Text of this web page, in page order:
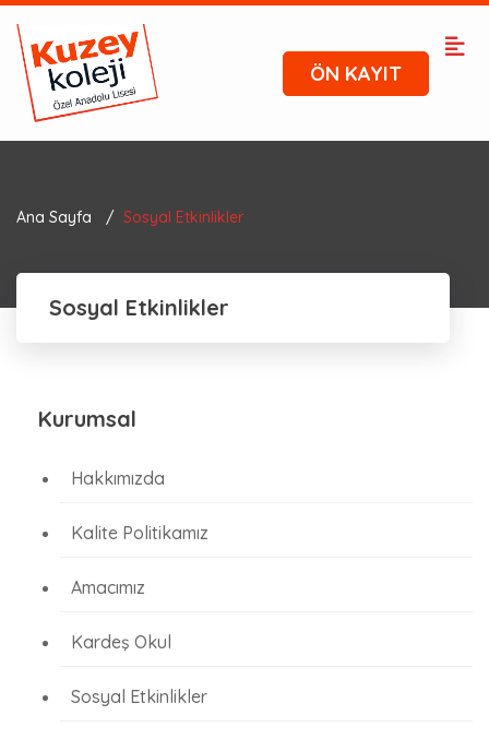
ÖN KAYIT
Ana Sayfa Sosyal Etkinlikler
Sosyal Etkinlikler
Kurumsal
Hakkımızda
Kalite Politikamız
Amacımız
Kardeş Okul
Sosyal Etkinlikler